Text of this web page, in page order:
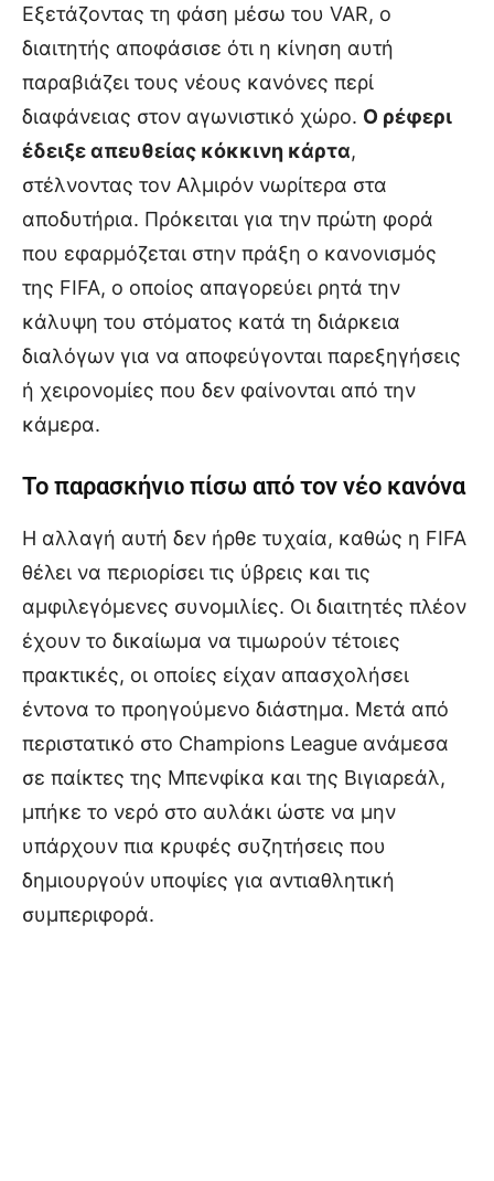
Εξετάζοντας τη φάση μέσω του VAR, ο
διαιτητής αποφάσισε ότι η κίνηση αυτή
παραβιάζει τους νέους κανόνες περί
διαφάνειας στον αγωνιστικό χώρο. Ο ρέφερι
έδειξε απευθείας κόκκινη κάρτα,
στέλνοντας τον Αλμιρόν νωρίτερα στα
αποδυτήρια. Πρόκειται για την πρώτη φορά
που εφαρμόζεται στην πράξη ο κανονισμός
της FIFA, ο οποίος απαγορεύει ρητά την
κάλυψη του στόματος κατά τη διάρκεια
διαλόγων για να αποφεύγονται παρεξηγήσεις
ή χειρονομίες που δεν φαίνονται από την
κάμερα.
Το παρασκήνιο πίσω από τον νέο κανόνα
Η αλλαγή αυτή δεν ήρθε τυχαία, καθώς η FIFA
θέλει να περιορίσει τις ύβρεις και τις
αμφιλεγόμενες συνομιλίες. Οι διαιτητές πλέον
έχουν το δικαίωμα να τιμωρούν τέτοιες
πρακτικές, οι οποίες είχαν απασχολήσει
έντονα το προηγούμενο διάστημα. Μετά από
περιστατικό στο Champions League ανάμεσα
σε παίκτες της Μπενφίκα και της Βιγιαρεάλ,
μπήκε το νερό στο αυλάκι ώστε να μην
υπάρχουν πια κρυφές συζητήσεις που
δημιουργούν υποψίες για αντιαθλητική
συμπεριφορά.